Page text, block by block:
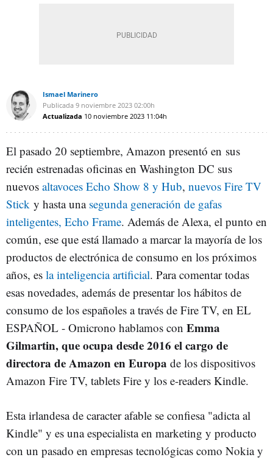
Ismael Marinero
Publicada 9 noviembre 2023 02:00h
Actualizada 10 noviembre 2023 11:04h
El pasado 20 septiembre, Amazon presentó en sus
recién estrenadas oficinas en Washington DC sus
nuevos altavoces Echo Show 8 y Hub, nuevos Fire TV
Stick y hasta una segunda generación de gafas
inteligentes, Echo Frame. Además de Alexa, el punto en
común, ese que está llamado a marcar la mayoría de los
productos de electrónica de consumo en los próximos
años, es la inteligencia artificial. Para comentar todas
esas novedades, además de presentar los hábitos de
consumo de los españoles a través de Fire TV, en EL
ESPAÑOL - Omicrono hablamos con Emma
Gilmartin, que ocupa desde 2016 el cargo de
directora de Amazon en Europa de los dispositivos
Amazon Fire TV, tablets Fire y los e-readers Kindle.
Esta irlandesa de caracter afable se confiesa "adicta al
Kindle" y es una especialista en marketing y producto
con un pasado en empresas tecnológicas como Nokia y